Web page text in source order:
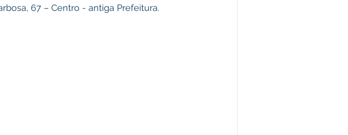
67 – Centro - antiga Prefeitura.